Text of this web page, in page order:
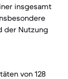
insgesamt
der Nutzung
von 128